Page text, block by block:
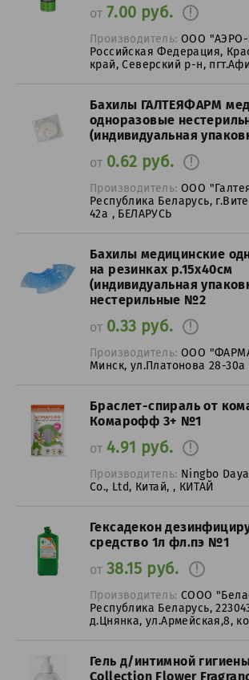
от 7.00 руб.
Производитель:ООО
Российская Федерация,
край, Северский р-н,
Бахилы ГАЛТЕЯФАРМ
одноразовые
(индивидуальная
от 0.62 руб.
Производитель:ООО
Республика Беларусь,
42а , БЕЛАРУСЬ
Бахилы медицинские
на резинках р.15х40см
(индивидуальная
нестерильные №2
от 0.33 руб.
Производитель:ООО
Минск, ул.Платонова 28-
Браслет-спираль от
Комарофф 3+ №1
от 4.91 руб.
Производитель: Ningbo
Co., Ltd, Китай, , КИТАЙ
Гексадекон
средство 1л фл.пэ №1
от 38.15 руб.
Производитель:СООО
Республика Беларусь,
д.Цнянка, ул.Армейская,8,
Гель д/интимной